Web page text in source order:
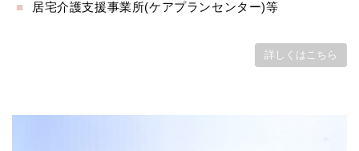
居宅介護支援事業所(ケアプランセンター)等
詳しくはこちら